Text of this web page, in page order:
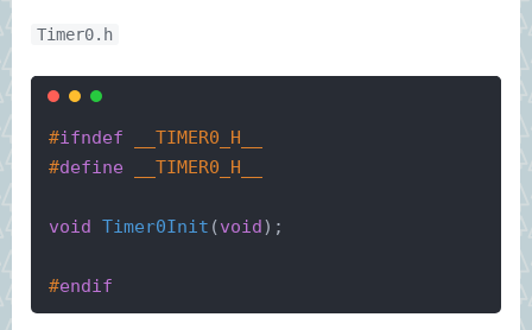
Timer0.h
#ifndef __TIMER0_H__
#define __TIMER0_H__
void Timer0Init (void) ;
#endif